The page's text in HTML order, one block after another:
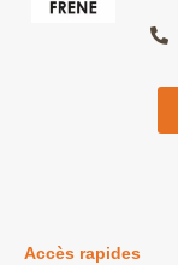
Accès rapides